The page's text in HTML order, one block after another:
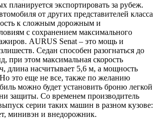
планируется экспортировать за рубеж.
от других представителей класса
к сложным дорожным и
с сохранением максимального
AURUS Senat – это мощь и
Седан способен разогнаться до
при этом максимальная скорость
длина насчитывает 5,6 м, а мощность
Но это еще не все, также по желанию
можно будет установить броню легкой
защиты. Со временем производитель
серии таких машин в разном кузове:
минивэн и внедорожник.